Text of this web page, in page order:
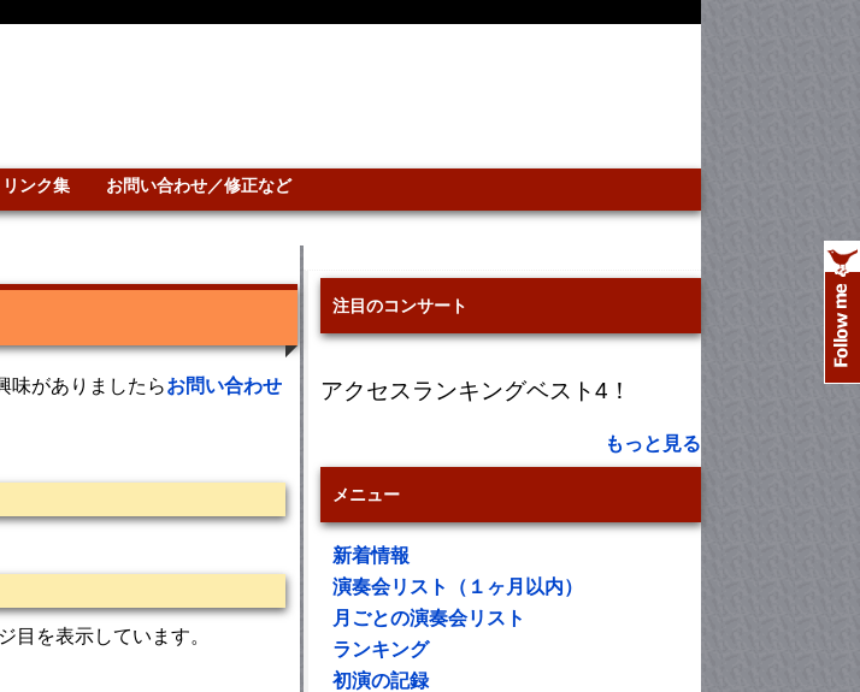
リンク集 お問い合わせ／修正など
味がありましたらお問い合わせ
目を表示しています。
注目のコンサート
アクセスランキングベスト4！
もっと見る
メニュー
新着情報
演奏会リスト（１ヶ月以内）
月ごとの演奏会リスト
ランキング
初演の記録